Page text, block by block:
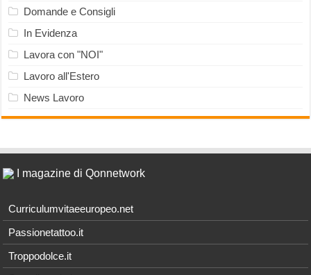
Domande e Consigli
In Evidenza
Lavora con "NOI"
Lavoro all'Estero
News Lavoro
I magazine di Qonnetwork
Curriculumvitaeeuropeo.net
Passionetattoo.it
Troppodolce.it